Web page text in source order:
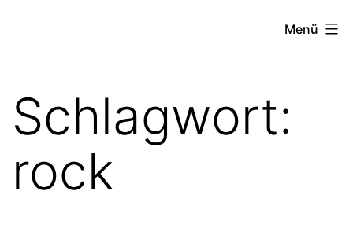
Menü
Schlagwort:
rock